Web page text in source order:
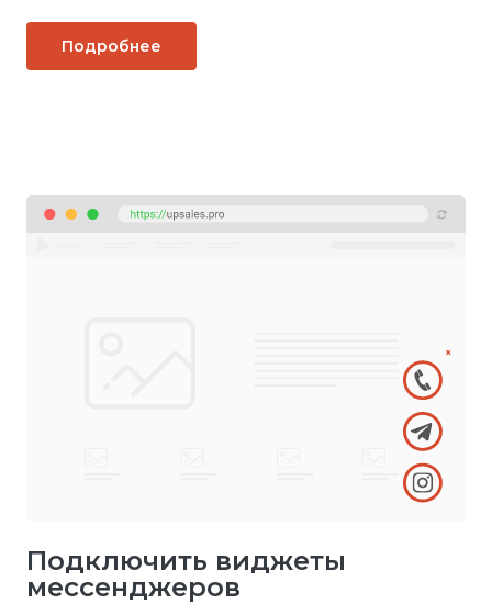
Подробнее
Подключить виджеты
мессенджеров